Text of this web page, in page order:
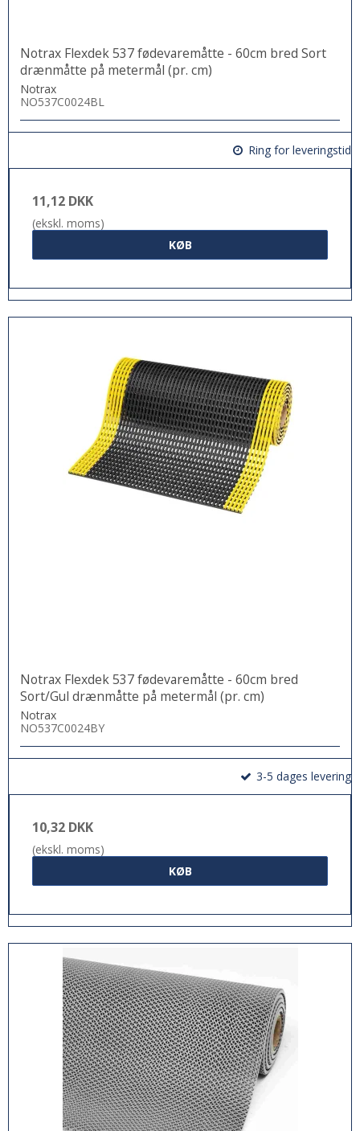
Notrax Flexdek 537 fødevaremåtte - 60cm bred Sort
drænmåtte på metermål (pr. cm)
Notrax
NO537C0024BL
Ring for leveringstid
11,12 DKK
(ekskl. moms)
KØB
Notrax Flexdek 537 fødevaremåtte - 60cm bred
Sort/Gul drænmåtte på metermål (pr. cm)
Notrax
NO537C0024BY
3-5 dages levering
10,32 DKK
(ekskl. moms)
KØB